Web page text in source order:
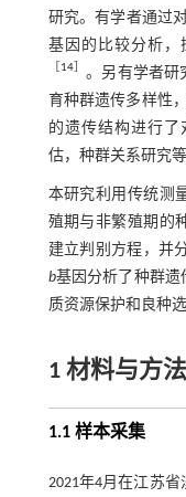
研究。有学者通过
基因的比较分析，
［14］ 。另有学者研
育种群遗传多样性
的遗传结构进行
估，种群关系研究
本研究利用传统测
殖期与非繁殖期的
建立判别方程，并
b基因分析了种群遗
质资源保护和良种
1 材料与方法
1.1 样本采集
2021年4月在江苏